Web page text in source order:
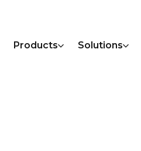
Products Solutions